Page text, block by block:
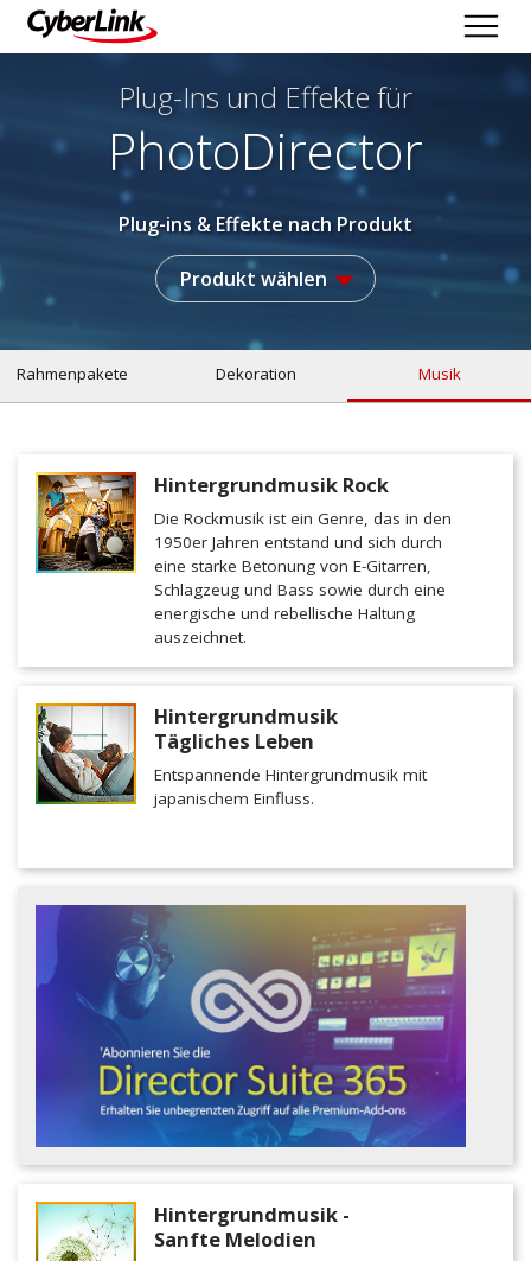
Plug-Ins und Effekte für
PhotoDirector
Plug-ins & Effekte nach Produkt
Produkt wählen
Rahmenpakete Dekoration Musik
Hintergrundmusik Rock
Die Rockmusik ist ein Genre, das in den
1950er Jahren entstand und sich durch
eine starke Betonung von E-Gitarren,
Schlagzeug und Bass sowie durch eine
energische und rebellische Haltung
auszeichnet.
Hintergrundmusik
Tägliches Leben
Entspannende Hintergrundmusik mit
japanischem Einfluss.
Hintergrundmusik -
Sanfte Melodien